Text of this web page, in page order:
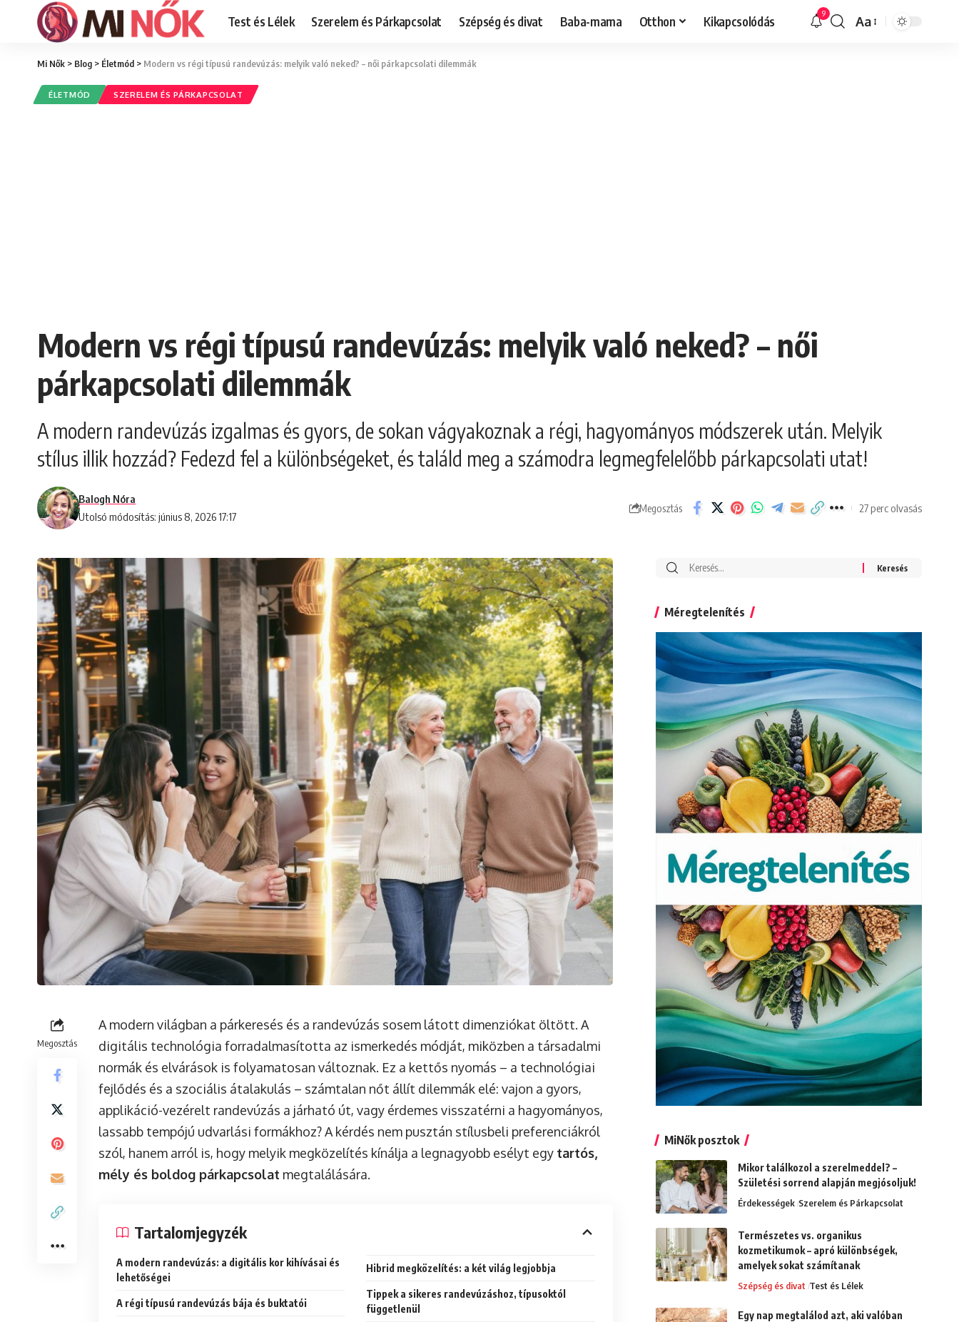
Test és Lélek Szerelem és Párkapcsolat Szépség és divat Baba-mama Otthon Kikapcsolódás 9
Font
Aa
Mi Nők > Blog > Életmód > Modern vs régi típusú randevúzás: melyik való neked? – női párkapcsolati dilemmák
ÉLETMÓD SZERELEM ÉS PÁRKAPCSOLAT
Modern vs régi típusú randevúzás: melyik való neked? – női
párkapcsolati dilemmák
A modern randevúzás izgalmas és gyors, de sokan vágyakoznak a régi, hagyományos módszerek után. Melyik
stílus illik hozzád? Fedezd fel a különbségeket, és találd meg a számodra legmegfelelőbb párkapcsolati utat!
Utolsó módosítás: június 8, 2026 17:17
Balogh Nóra
Megosztás 27 perc olvasás
Megosztás
A modern világban a párkeresés és a randevúzás sosem látott dimenziókat öltött. A
digitális technológia forradalmasította az ismerkedés módját, miközben a társadalmi
normák és elvárások is folyamatosan változnak. Ez a kettős nyomás – a technológiai
fejlődés és a szociális átalakulás – számtalan nőt állít dilemmák elé: vajon a gyors,
applikáció-vezérelt randevúzás a járható út, vagy érdemes visszatérni a hagyományos,
lassabb tempójú udvarlási formákhoz? A kérdés nem pusztán stílusbeli preferenciákról
szól, hanem arról is, hogy melyik megközelítés kínálja a legnagyobb esélyt egy tartós,
mély és boldog párkapcsolat megtalálására.
Tartalomjegyzék
A modern randevúzás: a digitális kor kihívásai és
lehetőségei
A régi típusú randevúzás bája és buktatói
Hibrid megközelítés: a két világ legjobbja
Tippek a sikeres randevúzáshoz, típusoktól
függetlenül
Search
Méregtelenítés
MiNők posztok
Mikor találkozol a szerelmeddel? –
Születési sorrend alapján megjósoljuk!
Érdekességek Szerelem és Párkapcsolat
Természetes vs. organikus
kozmetikumok – apró különbségek,
amelyek sokat számítanak
Szépség és divat Test és Lélek
Egy nap megtalálod azt, aki valóban